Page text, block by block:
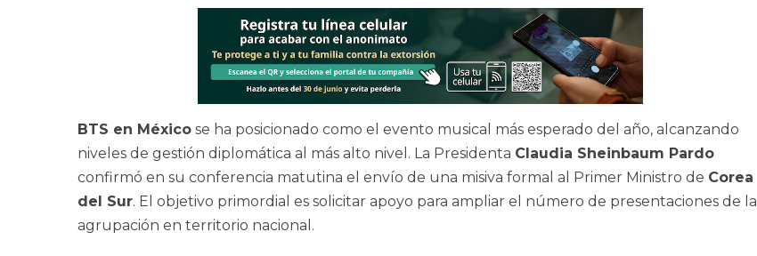
BTS en México se ha posicionado como el evento musical más esperado del año, alcanzando
niveles de gestión diplomática al más alto nivel. La Presidenta Claudia Sheinbaum Pardo
confirmó en su conferencia matutina el envío de una misiva formal al Primer Ministro de Corea
del Sur. El objetivo primordial es solicitar apoyo para ampliar el número de presentaciones de la
agrupación en territorio nacional.